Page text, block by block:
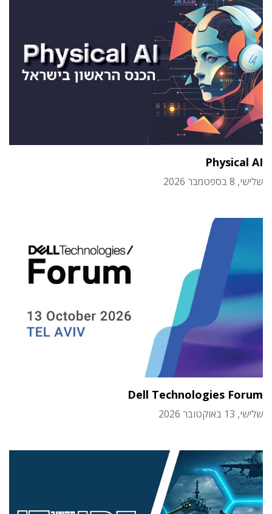
Physical AI
שלישי, 8 בספטמבר 2026
Dell Technologies Forum
שלישי, 13 באוקטובר 2026